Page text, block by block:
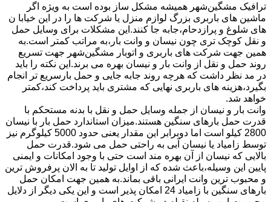
ترافیک مشگین‌شهر همیشه مشکل ساز بوده است به ویژه اگر
ماشین های باربری بزرگ لوازم منزل یا شرکت ها را در این خیابا ن
های شلوغ و پرازدحام،جابه جا کنند.این مشکلات برای وسایل حمل
و نقل کوچک تری چون نیسان و وانت بار،به مراتب کمتر است.به
همین جهت شرکت های باربری و اتوبار مشگین‌شهر جهت تسریع
روند حمل و نقل از وانت بار و نیسان بهره می برند.این نکته را باید
در مد نظر داشت که هرچه روند جابه جایی و حمل بارسریع تر انجام
بگیرد،هزینه های باربری نهایی که مشتری باید پرداخت کند،کمتر
خواهد شد.
وانت بار و نیسان از جمله وسایل حمل و نقل با بدنه مستحکم با
قدرت حمل بارهای سنگین هستند.میزان استاندارد حمل بار با نیسان
2800 کیلو است اما دوبرابر این مقدار یعنی حدود 5000 کیلوگرم نیز
توسط زامیاد یا نیسان آبی به راحتی حمل می شود.قدرت حمل
بالایی که نیسان از آن بهره مند است حتی با وجود امکانات و ایمنی
پایین این وسیله،باعث شده که از اوایل تولید تا به الان پرفروش ترین
و محبوب ترین وانت ایرانی باقی بماند.به همین جهت امکان حمل
بارهای سنگین با زامیاد 24 امکان پذیر است و این یکی دیگر از دلایل